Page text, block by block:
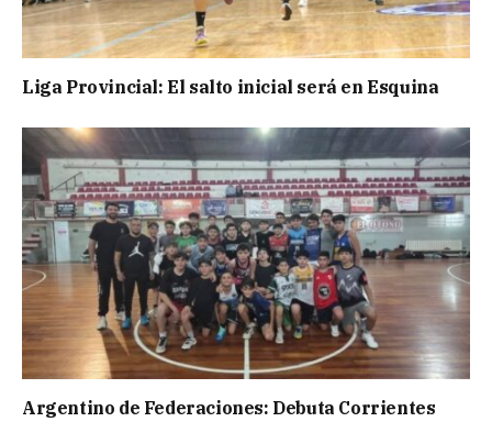
Liga Provincial: El salto inicial será en Esquina
Argentino de Federaciones: Debuta Corrientes